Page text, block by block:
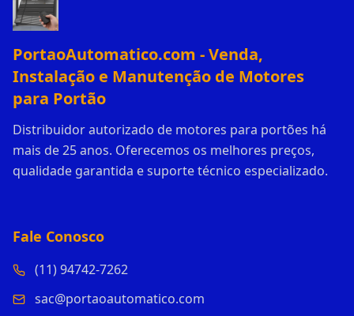
PortaoAutomatico.com - Venda,
Instalação e Manutenção de Motores
para Portão
Distribuidor autorizado de motores para portões há
mais de 25 anos. Oferecemos os melhores preços,
qualidade garantida e suporte técnico especializado.
Fale Conosco
(11) 94742-7262
sac@portaoautomatico.com